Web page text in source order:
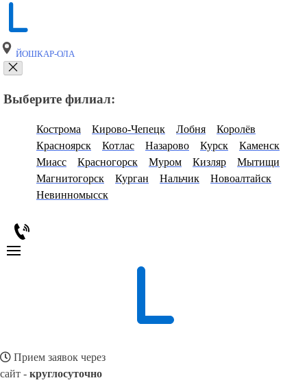
ЙОШКАР-ОЛА
Выберите филиал:
Кострома Кирово-Чепецк Лобня
Королёв
Красноярск
Котлас Назарово Курск
Каменск
Миасс
Красногорск Муром Кизляр
Мытищи
Магнитогорск
Курган Нальчик
Новоалтайск
Невинномысск
Прием заявок через
сайт - круглосуточно